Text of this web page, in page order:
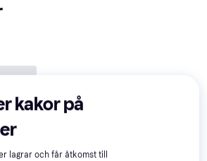
kakor på
lagrar och får åtkomst till